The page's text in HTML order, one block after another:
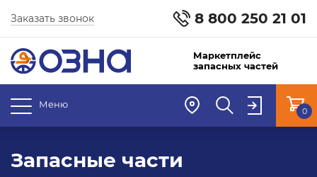
8 800 250 21 01
Заказать звонок
Маркетплейс
запасных частей
Меню
0
Запасные части